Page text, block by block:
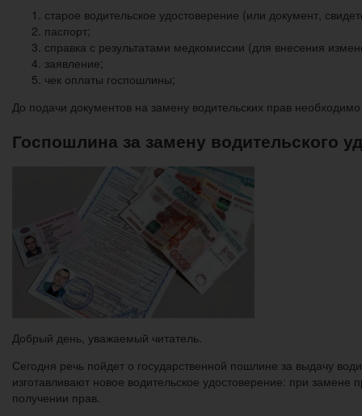
старое водительское удостоверение (или документ,
паспорт;
справка с результатами медкомиссии (для внесения
заявление;
чек оплаты госпошлины;
До подачи документов на замену водительских прав
Госпошлина за замену водительского
Добрый день, уважаемый читатель.
Сегодня речь пойдет о государственной пошлине за выдачу
изготавливают новое водительское удостоверение: при
получении прав.